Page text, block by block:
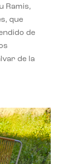
Ramis,
que
de
de la